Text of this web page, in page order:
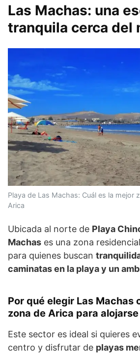
Las Machas: una
tranquila cerca del
Playa de Las Machas: Cuál es la mejor
Arica
Ubicada al norte de Playa
Machas es una zona
para quienes buscan
caminatas en la playa y un
Por qué elegir Las Machas
zona de Arica para alojarse
Este sector es ideal si quieres
centro y disfrutar de playas